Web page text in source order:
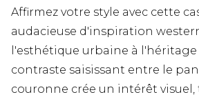
Affirmez votre style avec cette
audacieuse d'inspiration
l'esthétique urbaine à l'héritage
contraste saisissant entre le
couronne crée un intérêt visuel,